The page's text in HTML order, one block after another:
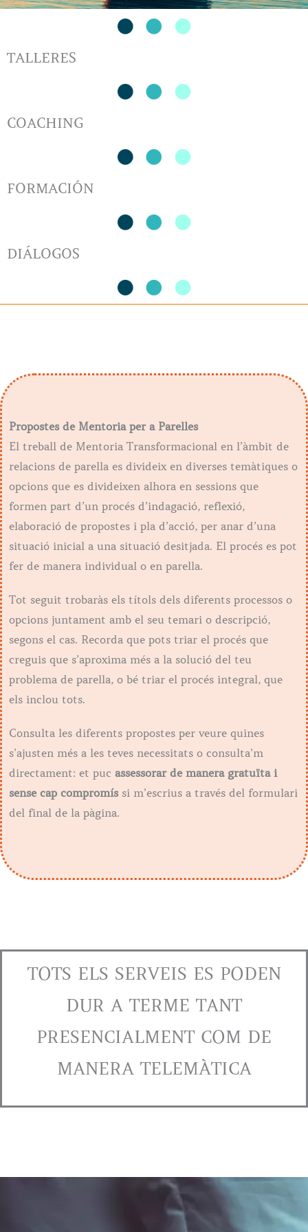
TALLERES
COACHING
FORMACIÓN
DIÁLOGOS
Propostes de Mentoria per a Parelles
El treball de Mentoria Transformacional en l’àmbit de
relacions de parella es divideix en diverses temàtiques o
opcions que es divideixen alhora en sessions que
formen part d’un procés d’indagació, reflexió,
elaboració de propostes i pla d’acció, per anar d’una
situació inicial a una situació desitjada. El procés es pot
fer de manera individual o en parella.
Tot seguit trobaràs els títols dels diferents processos o
opcions juntament amb el seu temari o descripció,
segons el cas. Recorda que pots triar el procés que
creguis que s’aproxima més a la solució del teu
problema de parella, o bé triar el procés integral, que
els inclou tots.
Consulta les diferents propostes per veure quines
s’ajusten més a les teves necessitats o consulta’m
directament: et puc assessorar de manera gratuïta i
sense cap compromíssi m’escrius a través del formulari
del final de la pàgina.
TOTS ELS SERVEIS ES PODEN
DUR A TERME TANT
PRESENCIALMENT COM DE
MANERA TELEMÀTICA